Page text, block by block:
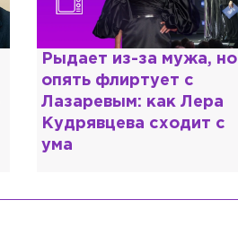
Рыдает из-за мужа, но
опять флиртует с
Лазаревым: как Лера
Кудрявцева сходит с
ума